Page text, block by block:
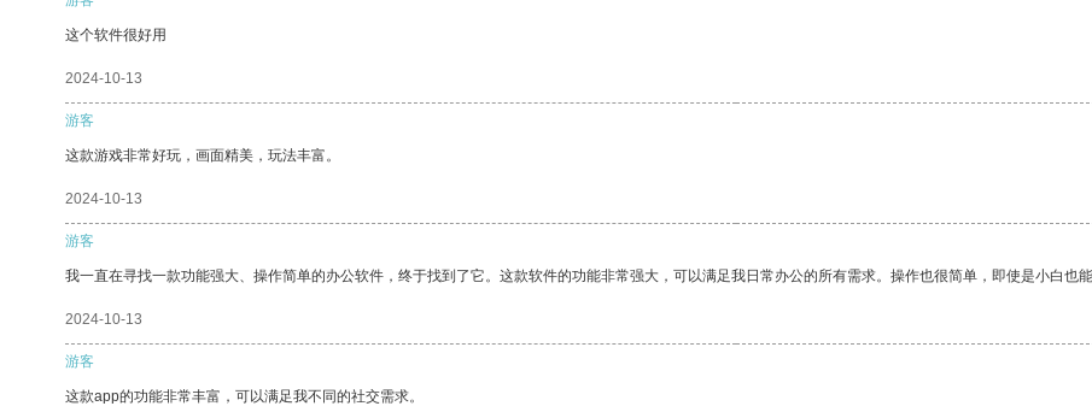
这个软件很好用
2024-10-13
游客
这款游戏非常好玩，画面精美，玩法丰富。
2024-10-13
游客
我一直在寻找一款功能强大、操作简单的办公软件，终于找到了它。这款软件的功能非常强大，可以满足我日常办公的所有需求。操作也很简单，即使是小白也能
2024-10-13
游客
这款app的功能非常丰富，可以满足我不同的社交需求。